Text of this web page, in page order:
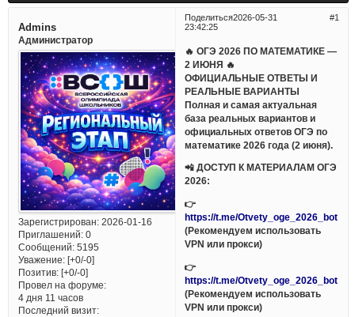
Поделиться 1
2026-05-31
23:42:25
Admins
Администратор
Зарегистрирован: 2026-01-16
Приглашений:0
Сообщений:5195
Уважение: [+0/-0]
Позитив: [+0/-0]
Провел на форуме:
4 дня 11 часов
Последний визит:
🔥 ОГЭ 2026 ПО МАТЕМАТИКЕ —
2 ИЮНЯ 🔥
ОФИЦИАЛЬНЫЕ ОТВЕТЫ И
РЕАЛЬНЫЕ ВАРИАНТЫ
Полная и самая актуальная
база реальных вариантов и
официальных ответов ОГЭ по
математике 2026 года (2 июня).
📲 ДОСТУП К МАТЕРИАЛАМ ОГЭ
2026:
👉
https://t.me/Otvety_oge_2026_bot
(Рекомендуем использовать
VPN или прокси)
👉
https://t.me/Otvety_oge_2026_bot
(Рекомендуем использовать
VPN или прокси)